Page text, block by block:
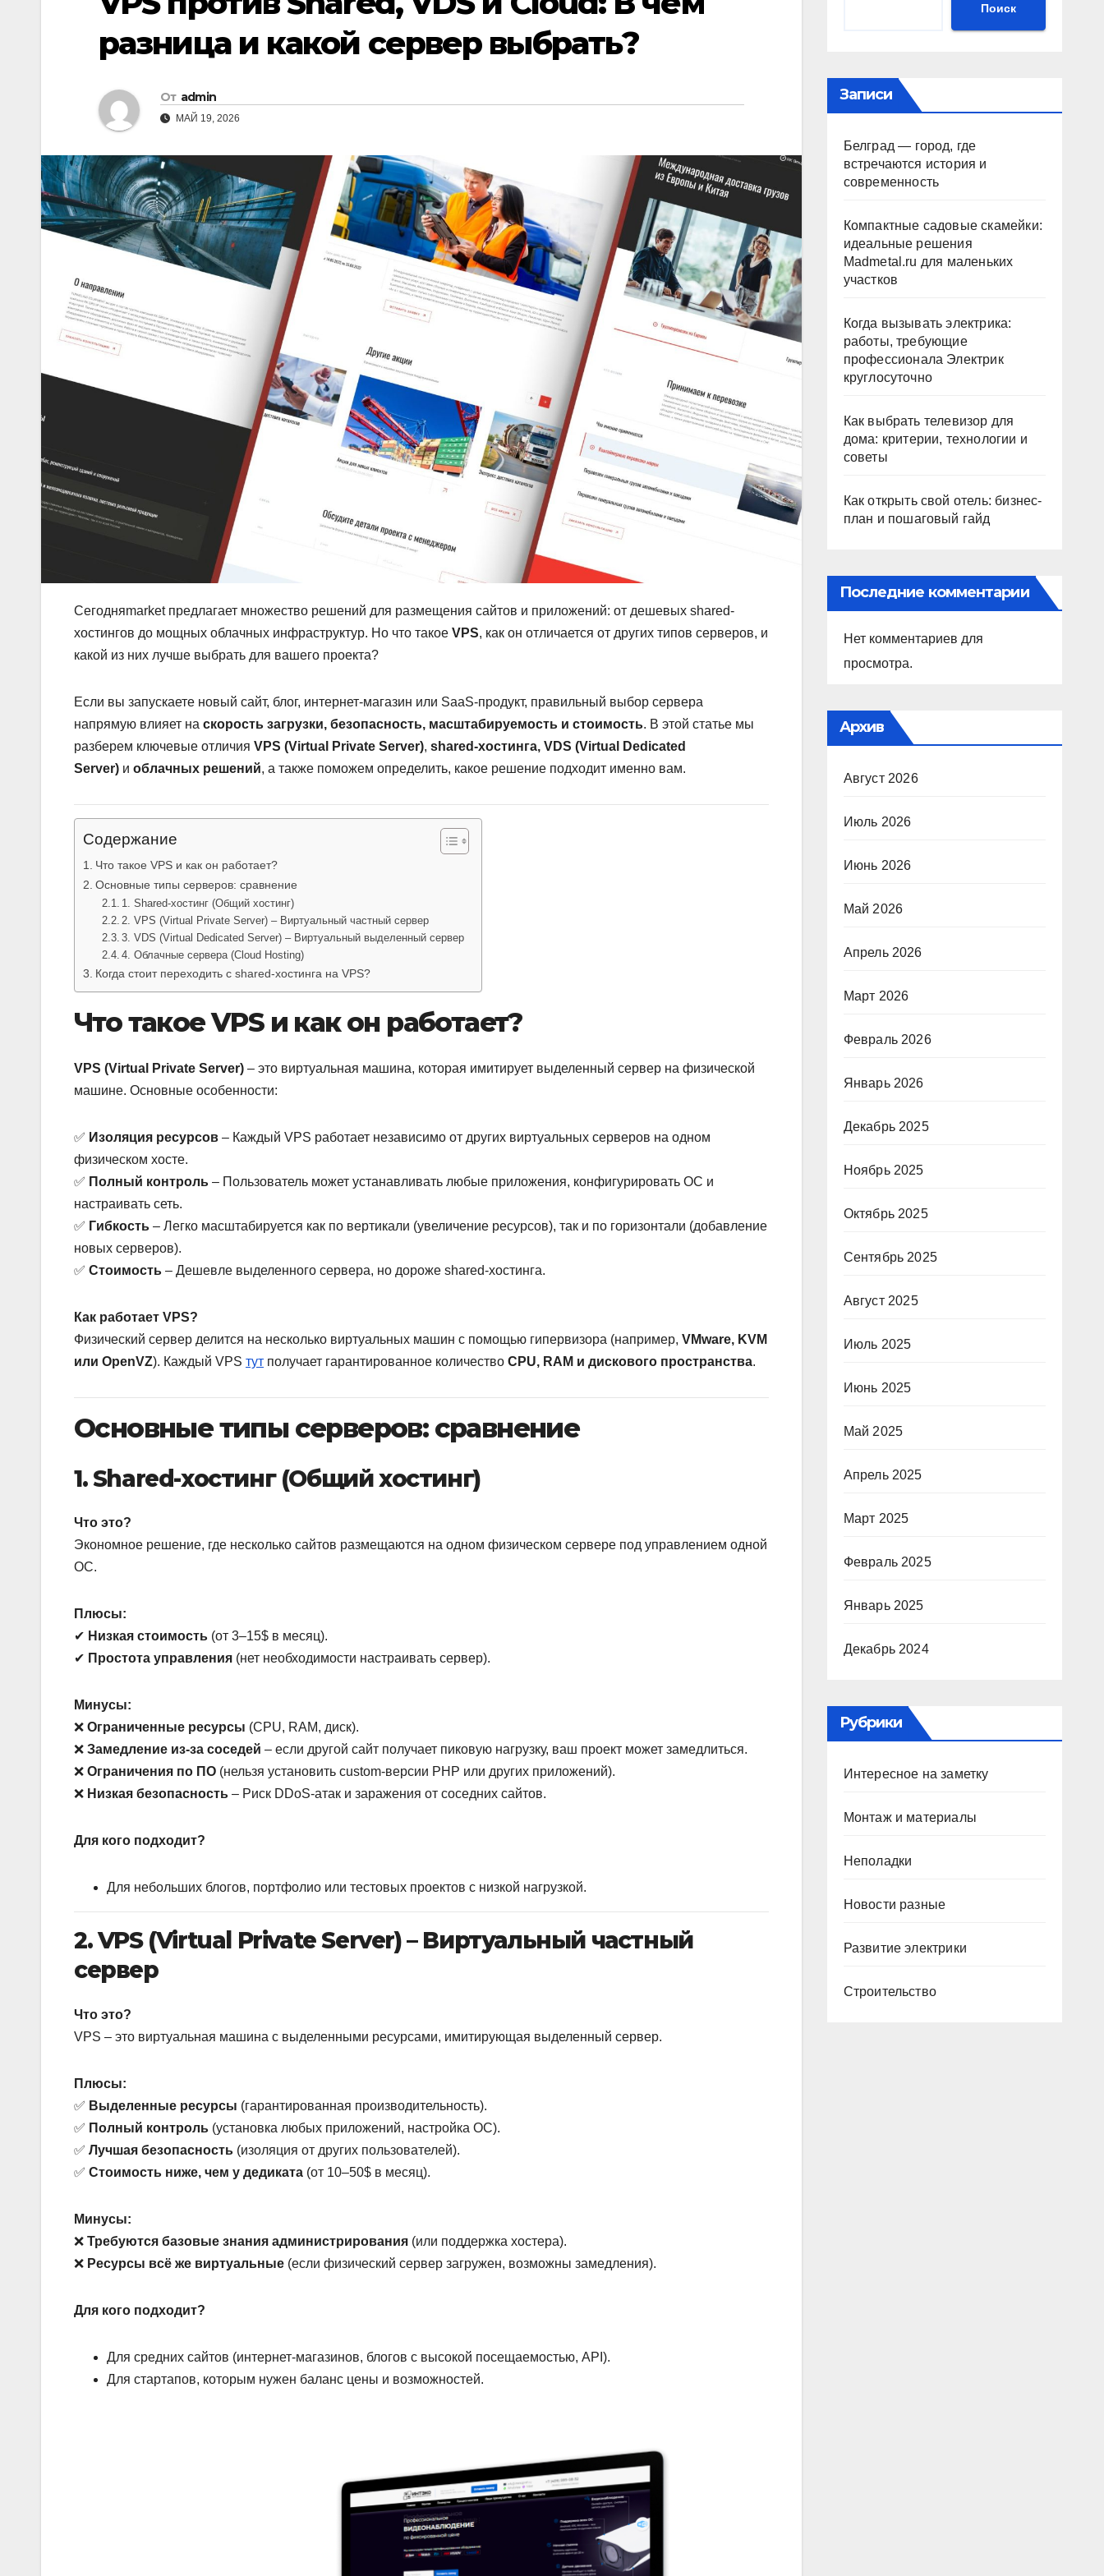
разница и какой сервер выбрать?
От admin
МАЙ 19, 2026
Сегодняmarket предлагает множество решений для размещения сайтов и приложений: от дешевых shared-
хостингов до мощных облачных инфраструктур. Но что такое VPS, как он отличается от других типов серверов, и
какой из них лучше выбрать для вашего проекта?
Если вы запускаете новый сайт, блог, интернет-магазин или SaaS-продукт, правильный выбор сервера
напрямую влияет на скорость загрузки, безопасность, масштабируемость и стоимость. В этой статье мы
разберем ключевые отличия VPS (Virtual Private Server), shared-хостинга, VDS (Virtual Dedicated
Server) и облачных решений, а также поможем определить, какое решение подходит именно вам.
Содержание
Что такое VPS и как он работает?
Основные типы серверов: сравнение
1. Shared-хостинг (Общий хостинг)
2. VPS (Virtual Private Server) – Виртуальный частный сервер
3. VDS (Virtual Dedicated Server) – Виртуальный выделенный сервер
4. Облачные сервера (Cloud Hosting)
Когда стоит переходить с shared-хостинга на VPS?
Что такое VPS и как он работает?
VPS (Virtual Private Server) – это виртуальная машина, которая имитирует выделенный сервер на физической
машине. Основные особенности:
✅ Изоляция ресурсов – Каждый VPS работает независимо от других виртуальных серверов на одном
физическом хосте.
✅ Полный контроль – Пользователь может устанавливать любые приложения, конфигурировать ОС и
настраивать сеть.
✅ Гибкость – Легко масштабируется как по вертикали (увеличение ресурсов), так и по горизонтали (добавление
новых серверов).
✅ Стоимость – Дешевле выделенного сервера, но дороже shared-хостинга.
Как работает VPS?
Физический сервер делится на несколько виртуальных машин с помощью гипервизора (например, VMware, KVM
или OpenVZ). Каждый VPS тут получает гарантированное количество CPU, RAM и дискового пространства.
Основные типы серверов: сравнение
1. Shared-хостинг (Общий хостинг)
Что это?
Экономное решение, где несколько сайтов размещаются на одном физическом сервере под управлением одной
ОС.
Плюсы:
✔ Низкая стоимость (от 3–15$ в месяц).
✔ Простота управления (нет необходимости настраивать сервер).
Минусы:
❌ Ограниченные ресурсы (CPU, RAM, диск).
❌ Замедление из-за соседей – если другой сайт получает пиковую нагрузку, ваш проект может замедлиться.
❌ Ограничения по ПО (нельзя установить custom-версии PHP или других приложений).
❌ Низкая безопасность – Риск DDoS-атак и заражения от соседних сайтов.
Для кого подходит?
Для небольших блогов, портфолио или тестовых проектов с низкой нагрузкой.
2. VPS (Virtual Private Server) – Виртуальный частный
сервер
Что это?
VPS – это виртуальная машина с выделенными ресурсами, имитирующая выделенный сервер.
Плюсы:
✅ Выделенные ресурсы (гарантированная производительность).
✅ Полный контроль (установка любых приложений, настройка ОС).
✅ Лучшая безопасность (изоляция от других пользователей).
✅ Стоимость ниже, чем у дедиката (от 10–50$ в месяц).
Минусы:
❌ Требуются базовые знания администрирования (или поддержка хостера).
❌ Ресурсы всё же виртуальные (если физический сервер загружен, возможны замедления).
Для кого подходит?
Для средних сайтов (интернет-магазинов, блогов с высокой посещаемостью, API).
Для стартапов, которым нужен баланс цены и возможностей.
Поиск
Записи
Белград — город, где
встречаются история и
современность
Компактные садовые скамейки:
идеальные решения
Madmetal.ru для маленьких
участков
Когда вызывать электрика:
работы, требующие
профессионала Электрик
круглосуточно
Как выбрать телевизор для
дома: критерии, технологии и
советы
Как открыть свой отель: бизнес-
план и пошаговый гайд
Последние комментарии
Нет комментариев для
просмотра.
Архив
Август 2026
Июль 2026
Июнь 2026
Май 2026
Апрель 2026
Март 2026
Февраль 2026
Январь 2026
Декабрь 2025
Ноябрь 2025
Октябрь 2025
Сентябрь 2025
Август 2025
Июль 2025
Июнь 2025
Май 2025
Апрель 2025
Март 2025
Февраль 2025
Январь 2025
Декабрь 2024
Рубрики
Интересное на заметку
Монтаж и материалы
Неполадки
Новости разные
Развитие электрики
Строительство